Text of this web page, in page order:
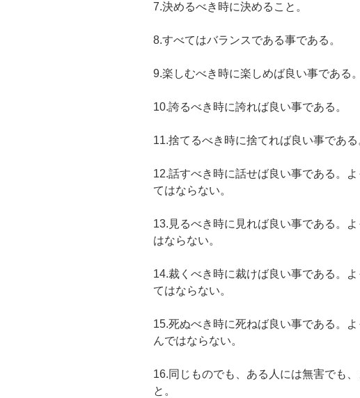
7.決めるべき時に決めること。
8.すべてはバランスである事である。
9.楽しむべき時に楽しめば良い事である。
10.誇るべき時に誇れば良い事である。
11.捨てるべき時に捨てれば良い事である
12.話すべき時に話せば良い事である。
てはならない。
13.見るべき時に見れば良い事である。
はならない。
14.裁くべき時に裁けば良い事である。
てはならない。
15.死ぬべき時に死ねば良い事である。
んではならない。
16.同じものでも、ある人には無害でも
と。